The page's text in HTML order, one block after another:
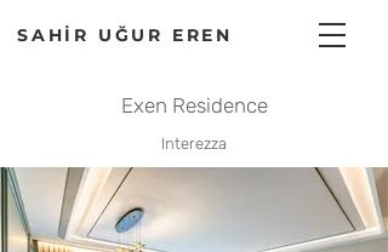
SAHİR UĞUR EREN
Exen Residence
Interezza